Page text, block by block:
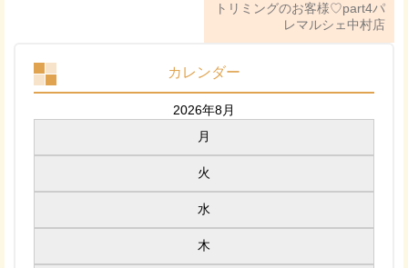
トリミングのお客様♡part4パ
レマルシェ中村店
カレンダー
2026年8月
月
火
水
木